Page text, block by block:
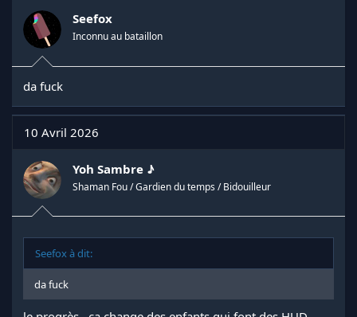
Seefox
Inconnu au bataillon
da fuck
10 Avril 2026
Yoh Sambre ♪
Shaman Fou / Gardien du temps / Bidouilleur
Seefox à dit:
da fuck